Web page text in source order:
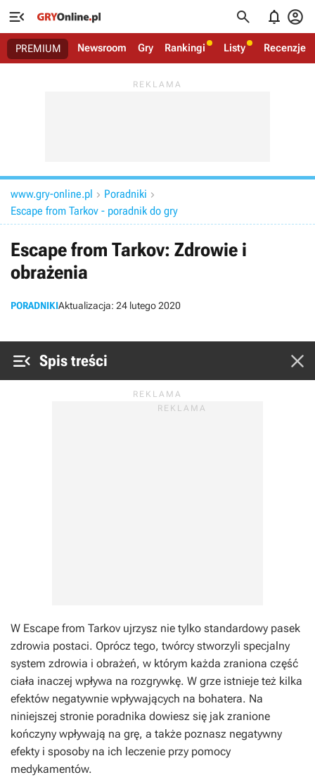
   
PREMIUM Newsroom Gry Rankingi Listy Recenzje
www.gry-online.pl  Poradniki 
Escape from Tarkov - poradnik do gry
Escape from Tarkov: Zdrowie i
obrażenia
PORADNIKIAktualizacja: 24 lutego 2020
 Spis treści 
W Escape from Tarkov ujrzysz nie tylko standardowy pasek
zdrowia postaci. Oprócz tego, twórcy stworzyli specjalny
system zdrowia i obrażeń, w którym każda zraniona część
ciała inaczej wpływa na rozgrywkę. W grze istnieje też kilka
efektów negatywnie wpływających na bohatera. Na
niniejszej stronie poradnika dowiesz się jak zranione
kończyny wpływają na grę, a także poznasz negatywny
efekty i sposoby na ich leczenie przy pomocy
medykamentów.